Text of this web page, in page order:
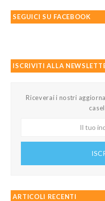
SEGUICI SU FACEBOOK
ISCRIVITI ALLA
Riceverai i nostri
ARTICOLI RECENTI